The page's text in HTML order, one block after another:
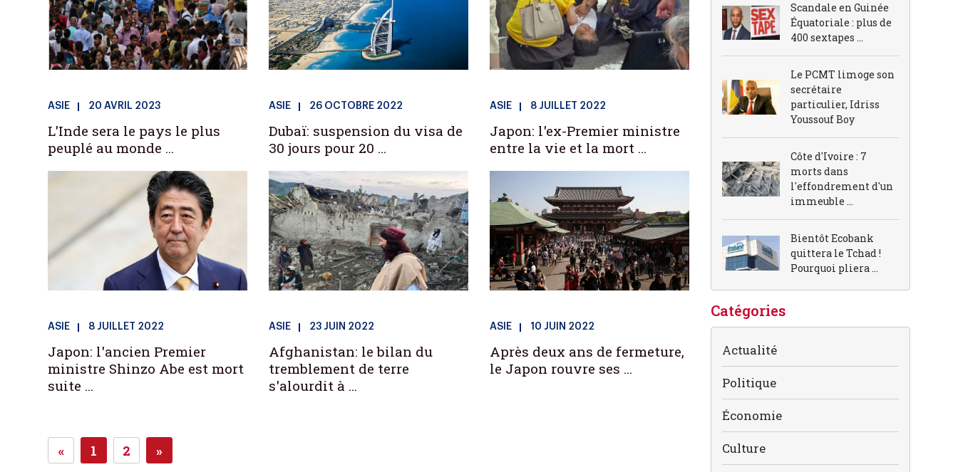
ASIE 20 AVRIL 2023
L'Inde sera le pays le plus
peuplé au monde ...
ASIE 26 OCTOBRE 2022
Dubaï: suspension du visa de
30 jours pour 20 ...
ASIE 8 JUILLET 2022
Japon: l'ex-Premier ministre
entre la vie et la mort ...
ASIE 8 JUILLET 2022
Japon: l'ancien Premier
ministre Shinzo Abe est mort
suite ...
ASIE 23 JUIN 2022
Afghanistan: le bilan du
tremblement de terre
s'alourdit à ...
ASIE 10 JUIN 2022
Après deux ans de fermeture,
le Japon rouvre ses ...
«Next1 2 »Next
Scandale en Guinée
Équatoriale : plus de
400 sextapes ...
Le PCMT limoge son
secrétaire
particulier, Idriss
Youssouf Boy
Côte d'Ivoire : 7
morts dans
l'effondrement d'un
immeuble ...
Bientôt Ecobank
quittera le Tchad !
Pourquoi pliera ...
Catégories
Actualité
Politique
Économie
Culture